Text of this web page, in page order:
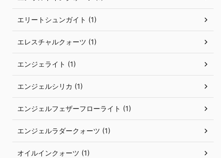
エリートシュンガイト (1)
エレスチャルクォーツ (1)
エンジェライト (1)
エンジェルシリカ (1)
エンジェルフェザーフローライト (1)
エンジェルラダークォーツ (1)
オイルインクォーツ (1)